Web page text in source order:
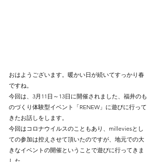
おはようございます。暖かい日が続いてすっかり春
ですね。
今回は、3月11日～13日に開催されました、福井のも
のづくり体験型イベント「RENEW」に遊びに行って
きたお話しをします。
今回はコロナウイルスのこともあり、milleviesとし
ての参加は控えさせて頂いたのですが、地元での大
きなイベントの開催ということで遊びに行ってきま